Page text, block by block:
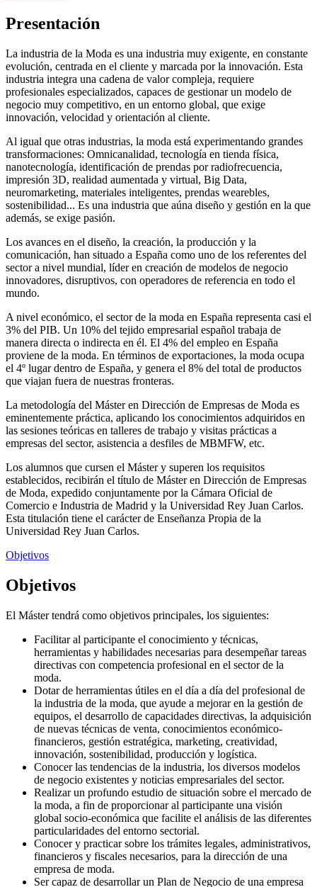
Presentación
La industria de la Moda es una industria muy exigente, en constante
evolución, centrada en el cliente y marcada por la innovación. Esta
industria integra una cadena de valor compleja, requiere
profesionales especializados, capaces de gestionar un modelo de
negocio muy competitivo, en un entorno global, que exige
innovación, velocidad y orientación al cliente.
Al igual que otras industrias, la moda está experimentando grandes
transformaciones: Omnicanalidad, tecnología en tienda física,
nanotecnología, identificación de prendas por radiofrecuencia,
impresión 3D, realidad aumentada y virtual, Big Data,
neuromarketing, materiales inteligentes, prendas wearebles,
sostenibilidad... Es una industria que aúna diseño y gestión en la que
además, se exige pasión.
Los avances en el diseño, la creación, la producción y la
comunicación, han situado a España como uno de los referentes del
sector a nivel mundial, líder en creación de modelos de negocio
innovadores, disruptivos, con operadores de referencia en todo el
mundo.
A nivel económico, el sector de la moda en España representa casi el
3% del PIB. Un 10% del tejido empresarial español trabaja de
manera directa o indirecta en él. El 4% del empleo en España
proviene de la moda. En términos de exportaciones, la moda ocupa
el 4º lugar dentro de España, y genera el 8% del total de productos
que viajan fuera de nuestras fronteras.
La metodología del Máster en Dirección de Empresas de Moda es
eminentemente práctica, aplicando los conocimientos adquiridos en
las sesiones teóricas en talleres de trabajo y visitas prácticas a
empresas del sector, asistencia a desfiles de MBMFW, etc.
Los alumnos que cursen el Máster y superen los requisitos
establecidos, recibirán el título de Máster en Dirección de Empresas
de Moda, expedido conjuntamente por la Cámara Oficial de
Comercio e Industria de Madrid y la Universidad Rey Juan Carlos.
Esta titulación tiene el carácter de Enseñanza Propia de la
Universidad Rey Juan Carlos.
Objetivos
Objetivos
El Máster tendrá como objetivos principales, los siguientes:
Facilitar al participante el conocimiento y técnicas,
herramientas y habilidades necesarias para desempeñar tareas
directivas con competencia profesional en el sector de la
moda.
Dotar de herramientas útiles en el día a día del profesional de
la industria de la moda, que ayude a mejorar en la gestión de
equipos, el desarrollo de capacidades directivas, la adquisición
de nuevas técnicas de venta, conocimientos económico-
financieros, gestión estratégica, marketing, creatividad,
innovación, sostenibilidad, producción y logística.
Conocer las tendencias de la industria, los diversos modelos
de negocio existentes y noticias empresariales del sector.
Realizar un profundo estudio de situación sobre el mercado de
la moda, a fin de proporcionar al participante una visión
global socio-económica que facilite el análisis de las diferentes
particularidades del entorno sectorial.
Conocer y practicar sobre los trámites legales, administrativos,
financieros y fiscales necesarios, para la dirección de una
empresa de moda.
Ser capaz de desarrollar un Plan de Negocio de una empresa